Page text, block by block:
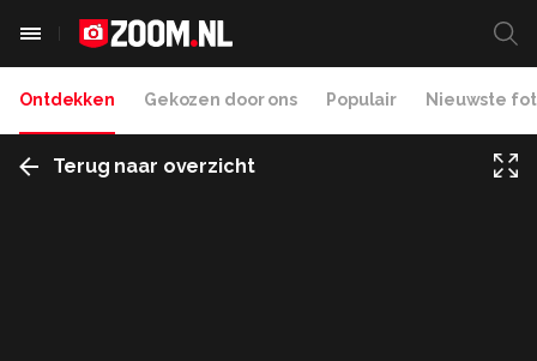
Ontdekken Gekozen door ons Populair Nieuwste
Terug naar overzicht